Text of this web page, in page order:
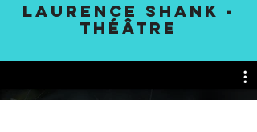
Laurence Shank -
Théâtre